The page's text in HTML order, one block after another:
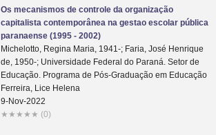
Os mecanismos de controle da organização
capitalista contemporânea na gestao escolar pública
paranaense (1995 - 2002)
Michelotto, Regina Maria, 1941-; Faria, José Henrique
de, 1950-; Universidade Federal do Paraná. Setor de
Educação. Programa de Pós-Graduação em Educação
Ferreira, Lice Helena
9-Nov-2022
★ ★ ★ ★ ★ (0)